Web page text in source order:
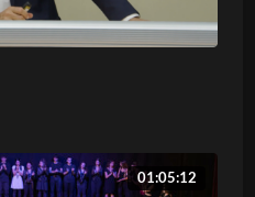
01:05:12